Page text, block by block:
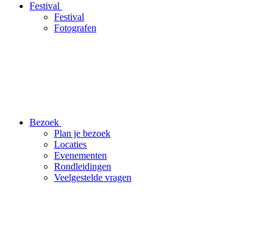
Festival
Festival
Fotografen
Bezoek
Plan je bezoek
Locaties
Evenementen
Rondleidingen
Veelgestelde vragen